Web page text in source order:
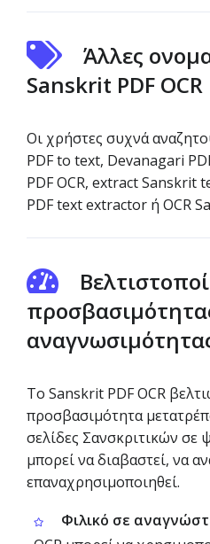
Άλλες
Sanskrit PDF OCR
Οι χρήστες συχνά
PDF to text, Devanagari
PDF OCR, extract Sanskrit
PDF text extractor ή OCR
Το Sanskrit PDF OCR
προσβασιμότητα
σελίδες Σανσκριτικών σε
μπορεί να διαβαστεί, να
επαναχρησιμοποιηθεί.
Φιλικό σε